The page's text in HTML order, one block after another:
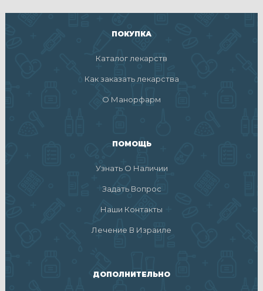
ПОКУПКА
Каталог лекарств
Как заказать лекарства
О Манорфарм
ПОМОЩЬ
Узнать О Наличии
Задать Вопрос
Наши Контакты
Лечение В Израиле
ДОПОЛНИТЕЛЬНО